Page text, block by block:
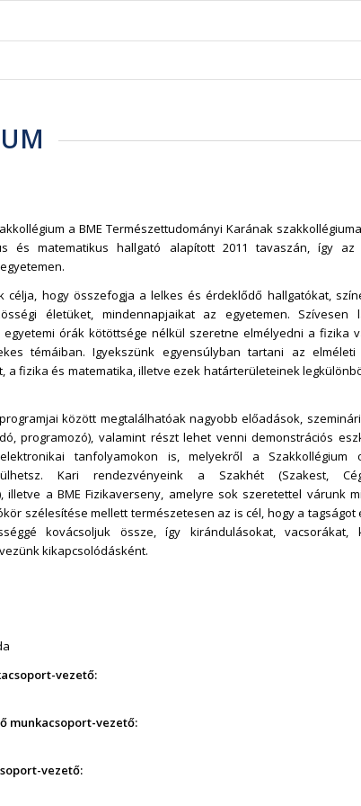
a BME Természettudományi Karának
és matematikus hallgató alapított 2011 tavaszán, így az
célja, hogy összefogja a lelkes és érdeklődő hallgatókat,
életüket, mindennapjaikat az egyetemen. Szívesen
órák kötöttsége nélkül szeretne elmélyedni a fizika
témáiban. Igyekszünk egyensúlyban tartani az
a fizika és matematika, illetve ezek határterületeinek
között megtalálhatóak nagyobb előadások,
programozó), valamint részt lehet venni demonstrációs
tanfolyamokon is, melyekről a Szakkollégium
Kari rendezvényeink a Szakhét (Szakest,
illetve a BME Fizikaverseny, amelyre sok szeretettel várunk
szélesítése mellett természetesen az is cél, hogy a tagságot
kovácsoljuk össze, így kirándulásokat, vacsorákat,
kikapcsolódásként.
vezető:
munkacsoport-vezető:
vezető: